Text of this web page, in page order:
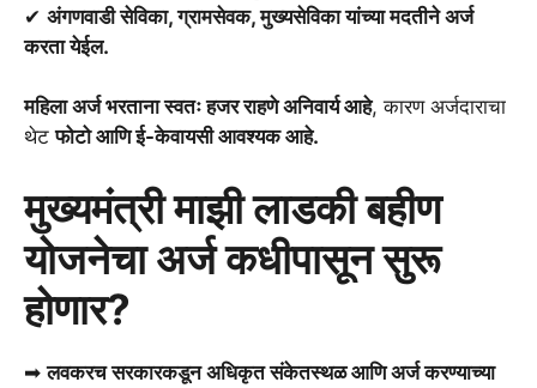
✔ अंगणवाडी सेविका, ग्रामसेवक, मुख्यसेविका यांच्या मदतीने अर्ज
करता येईल.
महिला अर्ज भरताना स्वतः हजर राहणे अनिवार्य आहे, कारण अर्जदाराचा
थेटफोटो आणि ई-केवायसी आवश्यक आहे.
मुख्यमंत्री माझी लाडकी बहीण
योजनेचा अर्ज कधीपासून सुरू
होणार?
➡लवकरच सरकारकडून अधिकृत संकेतस्थळ आणि अर्ज करण्याच्या